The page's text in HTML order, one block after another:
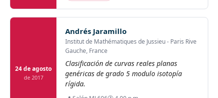
24 de agosto
de 2017
Andrés Jaramillo
Institut de Mathématiques de Jussieu - Paris Rive
Gauche, France
Clasificación de curvas reales planas
genéricas de grado 5 modulo isotopía
rígida.